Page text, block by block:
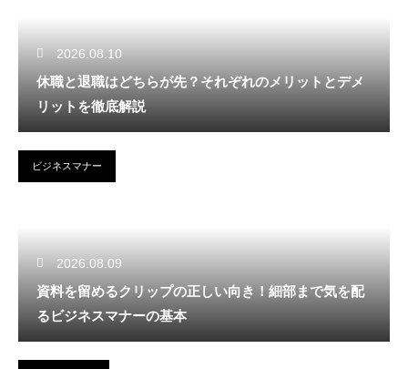
2026.08.10
休職と退職はどちらが先？それぞれのメリットとデメ
リットを徹底解説
ビジネスマナー
2026.08.09
資料を留めるクリップの正しい向き！細部まで気を配
るビジネスマナーの基本